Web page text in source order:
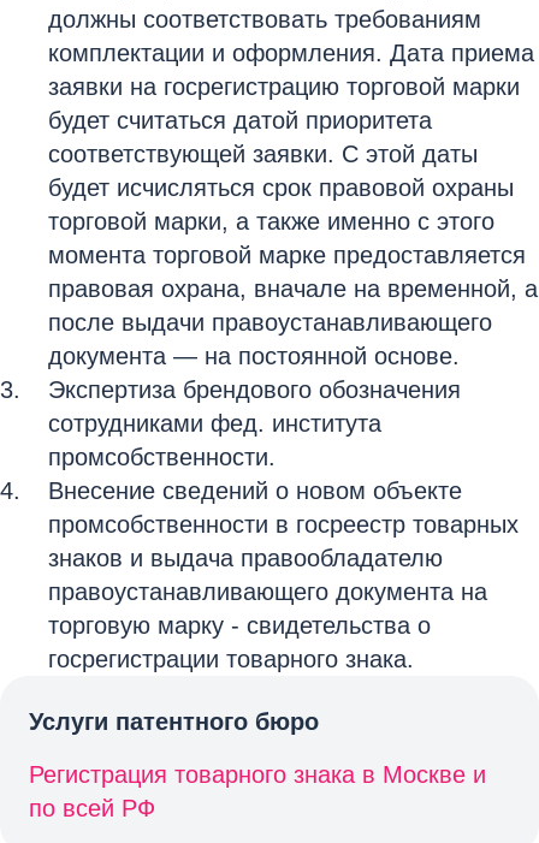
должны соответствовать требованиям
комплектации и оформления. Дата приема
заявки на госрегистрацию торговой марки
будет считаться датой приоритета
соответствующей заявки. С этой даты
будет исчисляться срок правовой охраны
торговой марки, а также именно с этого
момента торговой марке предоставляется
правовая охрана, вначале на временной, а
после выдачи правоустанавливающего
документа — на постоянной основе.
Экспертиза брендового обозначения
сотрудниками фед. института
промсобственности.
Внесение сведений о новом объекте
промсобственности в госреестр товарных
знаков и выдача правообладателю
правоустанавливающего документа на
торговую марку - свидетельства о
госрегистрации товарного знака.
Услуги патентного бюро
Регистрация товарного знака в Москве и
по всей РФ